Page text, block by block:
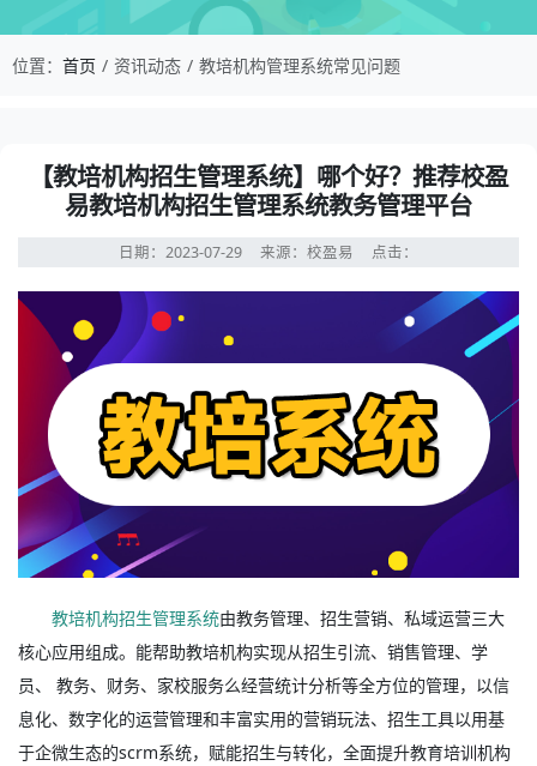
位置： 首页 资讯动态 教培机构管理系统常见问题
【教培机构招生管理系统】哪个好？推荐校盈
易教培机构招生管理系统教务管理平台
日期：2023-07-29 来源：校盈易 点击：
教培机构招生管理系统由教务管理、招生营销、私域运营三大
核心应用组成。能帮助教培机构实现从招生引流、销售管理、学
员、 教务、财务、家校服务么经营统计分析等全方位的管理，以信
息化、数字化的运营管理和丰富实用的营销玩法、招生工具以用基
于企微生态的scrm系统，赋能招生与转化，全面提升教育培训机构